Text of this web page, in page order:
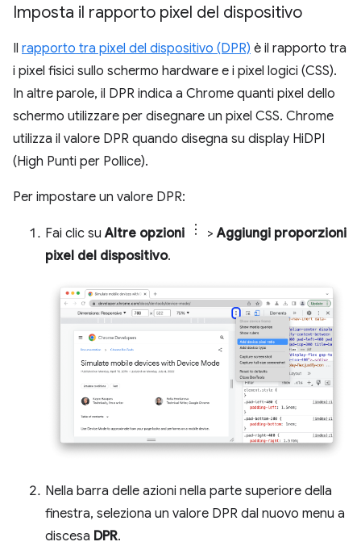
Imposta il rapporto pixel del dispositivo
Il rapporto tra pixel del dispositivo (DPR) è il rapporto tra
i pixel fisici sullo schermo hardware e i pixel logici (CSS).
In altre parole, il DPR indica a Chrome quanti pixel dello
schermo utilizzare per disegnare un pixel CSS. Chrome
utilizza il valore DPR quando disegna su display HiDPI
(High Punti per Pollice).
Per impostare un valore DPR:
Fai clic suAltre opzioni >Aggiungi proporzioni
pixel del dispositivo.
Nella barra delle azioni nella parte superiore della
finestra, seleziona un valore DPR dal nuovo menu a
discesa DPR.